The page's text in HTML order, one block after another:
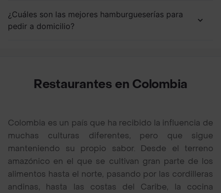
¿Cuáles son las mejores hamburgueserías para
pedir a domicilio?
Restaurantes en Colombia
Colombia es un país que ha recibido la influencia de
muchas culturas diferentes, pero que sigue
manteniendo su propio sabor. Desde el terreno
amazónico en el que se cultivan gran parte de los
alimentos hasta el norte, pasando por las cordilleras
andinas, hasta las costas del Caribe, la cocina